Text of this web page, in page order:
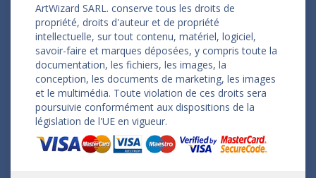
ArtWizard SARL. conserve tous les droits de
propriété, droits d'auteur et de propriété
intellectuelle, sur tout contenu, matériel, logiciel,
savoir-faire et marques déposées, y compris toute la
documentation, les fichiers, les images, la
conception, les documents de marketing, les images
et le multimédia. Toute violation de ces droits sera
poursuivie conformément aux dispositions de la
législation de l'UE en vigueur.